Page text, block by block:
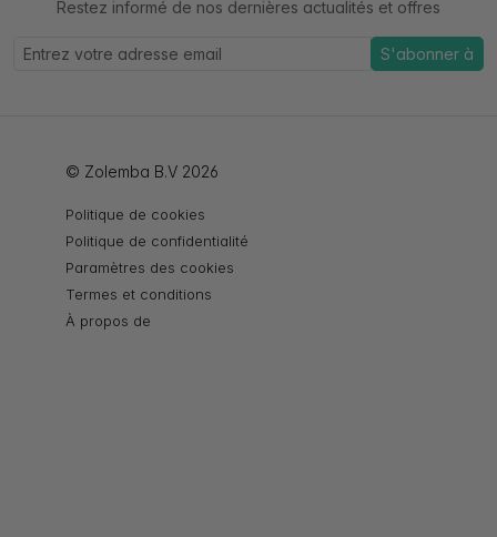
Restez informé de nos dernières actualités et offres
S'abonner à
© Zolemba B.V 2026
Politique de cookies
Politique de confidentialité
Paramètres des cookies
Termes et conditions
À propos de